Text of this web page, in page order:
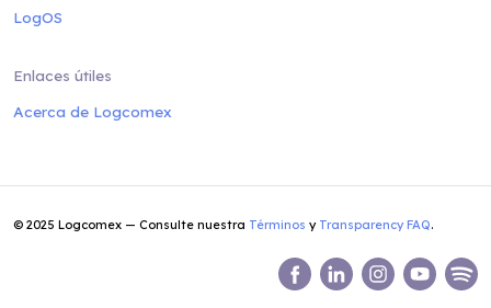
LogOS
Enlaces útiles
Acerca de Logcomex
© 2025 Logcomex — Consulte nuestra Términos y Transparency FAQ.